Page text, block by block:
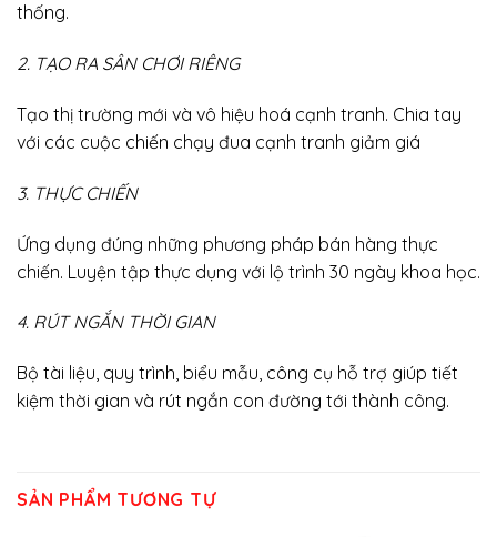
thống.
2. TẠO RA SÂN CHƠI RIÊNG
Tạo thị trường mới và vô hiệu hoá cạnh tranh. Chia tay
với các cuộc chiến chạy đua cạnh tranh giảm giá
3. THỰC CHIẾN
Ứng dụng đúng những phương pháp bán hàng thực
chiến. Luyện tập thực dụng với lộ trình 30 ngày khoa học.
4. RÚT NGẮN THỜI GIAN
Bộ tài liệu, quy trình, biểu mẫu, công cụ hỗ trợ giúp tiết
kiệm thời gian và rút ngắn con đường tới thành công.
SẢN PHẨM TƯƠNG TỰ